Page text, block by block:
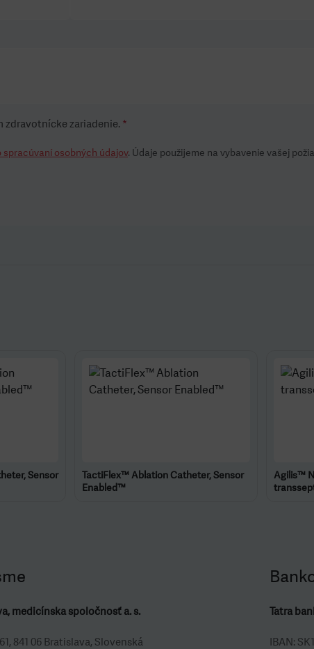
zdravotnícke zariadenie.*
osobných údajov. Údaje použijeme na vybavenie vašej
Sensor
TactiFlex™ Ablation Catheter, Sensor
Enabled™
Agilis™
medicínska spoločnosť a. s.
841 06 Bratislava, Slovenská
Tatra
IBAN: